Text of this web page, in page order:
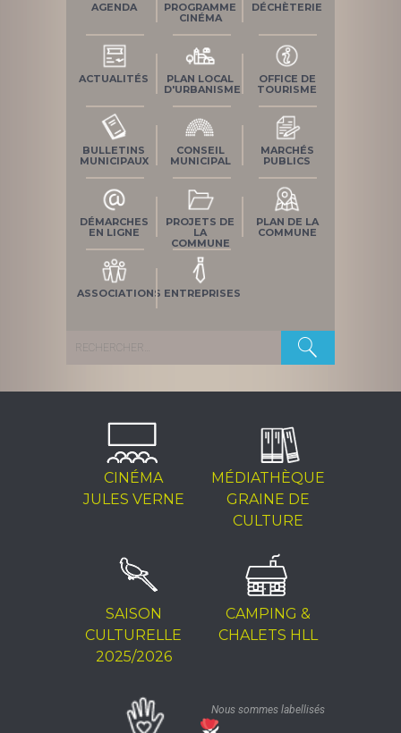
AGENDA
PROGRAMME
CINÉMA
DÉCHÈTERIE
ACTUALITÉS
PLAN LOCAL
D'URBANISME
OFFICE DE
TOURISME
BULLETINS
MUNICIPAUX
CONSEIL
MUNICIPAL
MARCHÉS
PUBLICS
DÉMARCHES
EN LIGNE
PROJETS DE
LA
COMMUNE
PLAN DE LA
COMMUNE
ASSOCIATIONS ENTREPRISES
Rechercher :
CINÉMA
JULES VERNE
MÉDIATHÈQUE
GRAINE DE
CULTURE
SAISON
CULTURELLE
2025/2026
CAMPING &
CHALETS HLL
Nous sommes labellisés